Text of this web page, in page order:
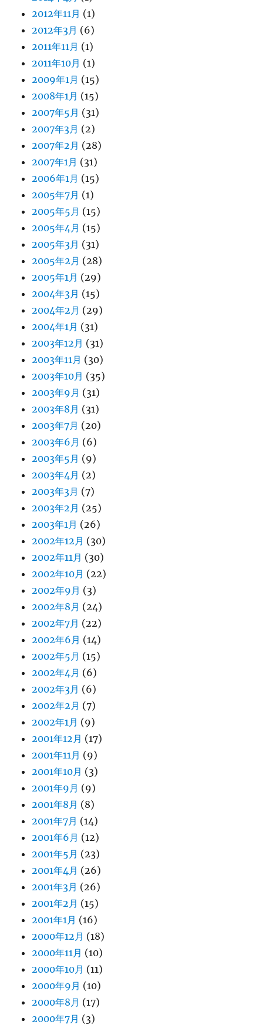
2012年11月 (1)
2012年3月 (6)
2011年11月 (1)
2011年10月 (1)
2009年1月 (15)
2008年1月 (15)
2007年5月 (31)
2007年3月 (2)
2007年2月 (28)
2007年1月 (31)
2006年1月 (15)
2005年7月 (1)
2005年5月 (15)
2005年4月 (15)
2005年3月 (31)
2005年2月 (28)
2005年1月 (29)
2004年3月 (15)
2004年2月 (29)
2004年1月 (31)
2003年12月 (31)
2003年11月 (30)
2003年10月 (35)
2003年9月 (31)
2003年8月 (31)
2003年7月 (20)
2003年6月 (6)
2003年5月 (9)
2003年4月 (2)
2003年3月 (7)
2003年2月 (25)
2003年1月 (26)
2002年12月 (30)
2002年11月 (30)
2002年10月 (22)
2002年9月 (3)
2002年8月 (24)
2002年7月 (22)
2002年6月 (14)
2002年5月 (15)
2002年4月 (6)
2002年3月 (6)
2002年2月 (7)
2002年1月 (9)
2001年12月 (17)
2001年11月 (9)
2001年10月 (3)
2001年9月 (9)
2001年8月 (8)
2001年7月 (14)
2001年6月 (12)
2001年5月 (23)
2001年4月 (26)
2001年3月 (26)
2001年2月 (15)
2001年1月 (16)
2000年12月 (18)
2000年11月 (10)
2000年10月 (11)
2000年9月 (10)
2000年8月 (17)
2000年7月 (3)